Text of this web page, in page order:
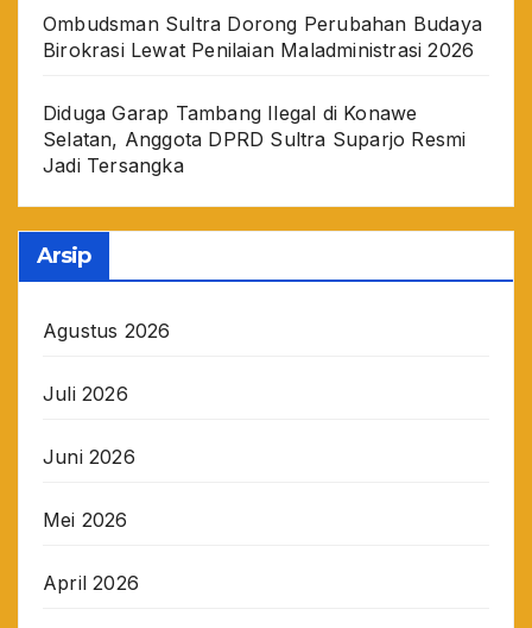
Ombudsman Sultra Dorong Perubahan Budaya
Birokrasi Lewat Penilaian Maladministrasi 2026
Diduga Garap Tambang Ilegal di Konawe
Selatan, Anggota DPRD Sultra Suparjo Resmi
Jadi Tersangka
Arsip
Agustus 2026
Juli 2026
Juni 2026
Mei 2026
April 2026